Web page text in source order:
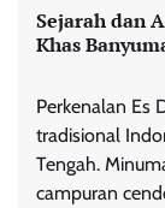
Sejarah dan
Khas
Perkenalan Es
tradisional
Tengah.
campuran